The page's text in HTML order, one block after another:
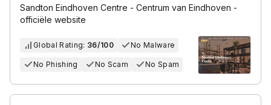
Sandton Eindhoven Centre - Centrum van Eindhoven -
officiële website
Global Rating: 36/100 No Malware
No Phishing No Scam No Spam